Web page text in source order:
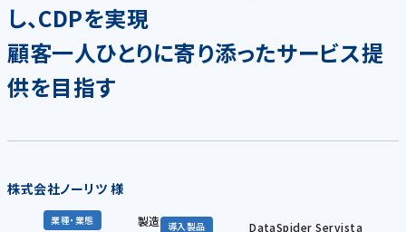
し、CDPを実現
顧客一人ひとりに寄り添ったサービス提
供を目指す
株式会社ノーリツ 様
業種・業態 製造 導入製品 DataSpider Servista